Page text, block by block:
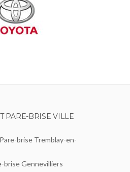
PARE-BRISE VILLE
brise Tremblay-en-
brise Gennevilliers